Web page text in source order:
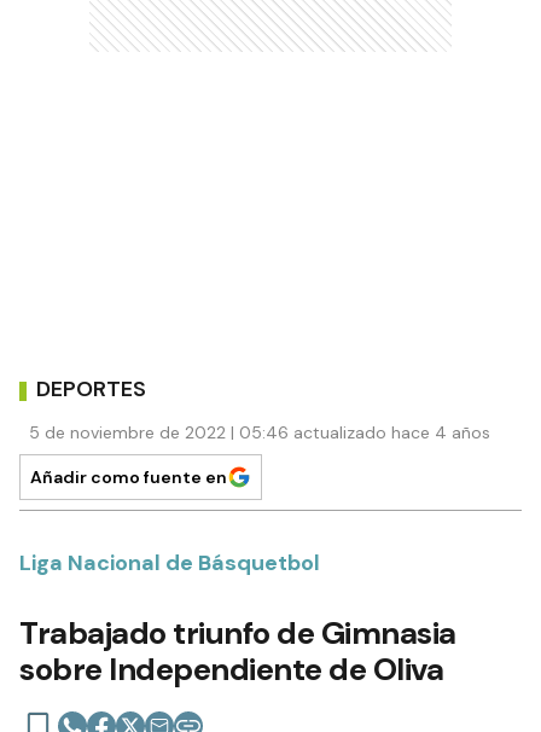
DEPORTES
5 de noviembre de 2022 | 05:46 actualizado hace 4 años
Añadir como fuente en
Liga Nacional de Básquetbol
Trabajado triunfo de Gimnasia
sobre Independiente de Oliva